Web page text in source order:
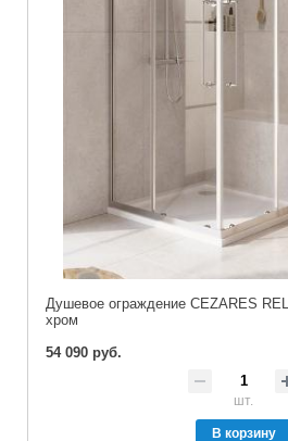
Душевое ограждение CEZARES
хром
54 090 руб.
шт.
В корзину